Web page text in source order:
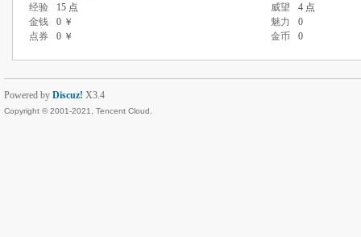
经验
15 点 威望
4 点
金钱
0 ￥ 魅力
0
点券
0 ￥ 金币 0
Powered by Discuz! X3.4
Copyright © 2001-2021, Tencent Cloud.